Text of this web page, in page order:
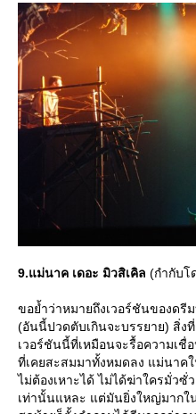
9.แม่นาค เดอะ มิวสิเคิล (กำกับโ
ขอย้ำว่าหมายถึงเวอร์ชันของดรี
(อันนี้ปวดตับเกินจะบรรยาย) สิ่ง
เวอร์ชันนี้ที่เหมือนจะรื้อความเชื่
ที่เคยสะสมมาทั้งหมดลง แม่นาค
ไม่ต้องเหาะได้ ไม่ได้ฆ่าใครมั่วซั่
เท่านั้นแหละ แต่มันยิ่งใหญ่มากใ